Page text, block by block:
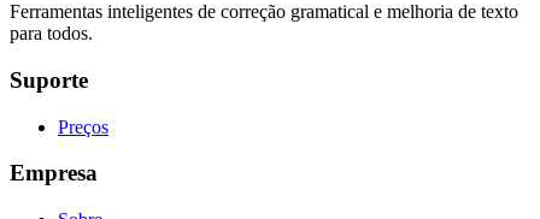
Ferramentas inteligentes de correção gramatical e melhoria de texto
para todos.
Suporte
Preços
Empresa